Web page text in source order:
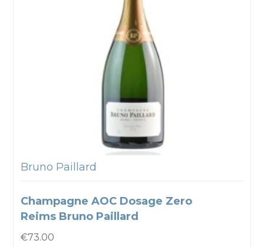
Bruno Paillard
Champagne AOC Dosage Zero
Reims Bruno Paillard
€73.00